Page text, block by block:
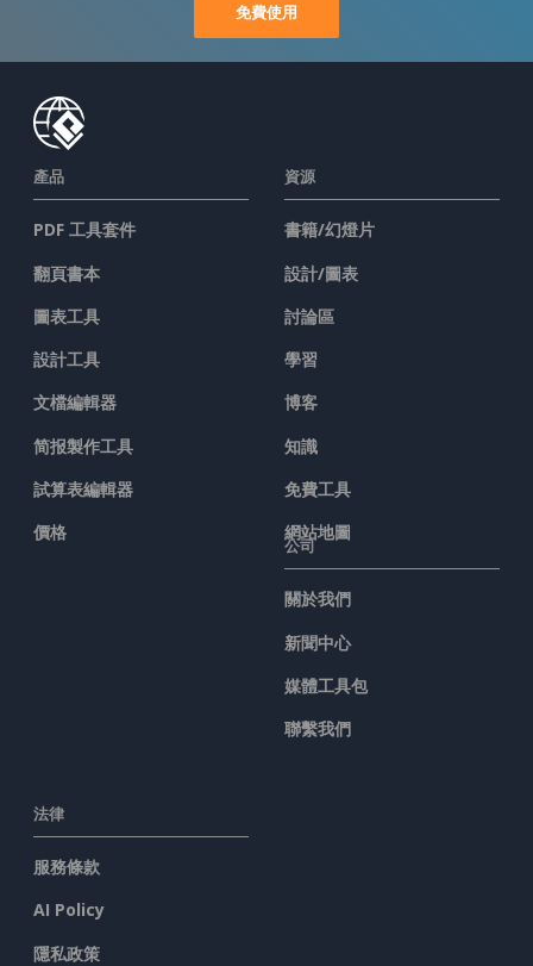
免費使用
產品
PDF 工具套件
翻頁書本
圖表工具
設計工具
文檔編輯器
简报製作工具
試算表編輯器
價格
資源
書籍/幻燈片
設計/圖表
討論區
學習
博客
知識
免費工具
網站地圖
公司
關於我們
新聞中心
媒體工具包
聯繫我們
法律
服務條款
AI Policy
隱私政策